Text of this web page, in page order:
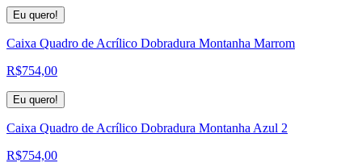
Eu quero!
Caixa Quadro de Acrílico Dobradura Montanha Marrom
R$754,00
Eu quero!
Caixa Quadro de Acrílico Dobradura Montanha Azul 2
R$754,00